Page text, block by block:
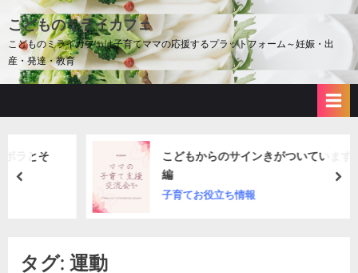
content
こどものミライカフェ
こどものミライカフェは子育てママの応援するプラットフォーム～妊娠・出
産・発達・教育
こどもからのサインきがついていますか？中学
編
子育てお役立ち情報
prev
タグ: 運動